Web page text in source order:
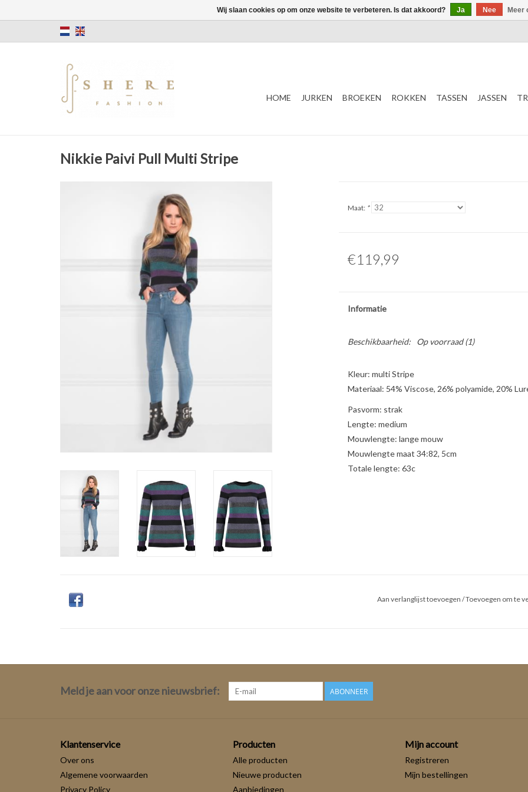
HOME JURKEN BROEKEN ROKKEN TASSEN JASSEN
Nikkie Paivi Pull Multi Stripe
Maat: *
€119,99
Informatie
Beschikbaarheid: Op voorraad(1)
Kleur: multi Stripe
Materiaal: 54% Viscose, 26% polyamide, 20%
Pasvorm: strak
Lengte: medium
Mouwlengte: lange mouw
Mouwlengte maat 34:82, 5cm
Totale lengte: 63c
Aan verlanglijst toevoegen/Toevoegen om te
Meld je aan voor onze nieuwsbrief: ABONNEER
Klantenservice
Over ons
Algemene voorwaarden
Privacy Policy
Producten
Alle producten
Nieuwe producten
Aanbiedingen
Mijn account
Registreren
Mijn bestellingen
Wij slaan cookies op om onze website te verbeteren. Is dat akkoord? Ja Nee Meer